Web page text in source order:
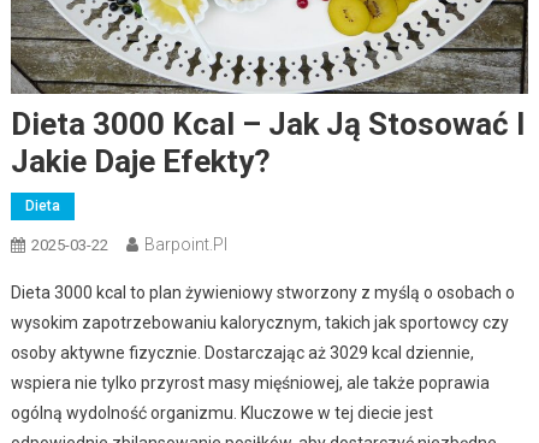
Dieta 3000 Kcal – Jak Ją Stosować I
Jakie Daje Efekty?
Dieta
2025-03-22 Barpoint.pl
Dieta 3000 kcal to plan żywieniowy stworzony z myślą o osobach o
wysokim zapotrzebowaniu kalorycznym, takich jak sportowcy czy
osoby aktywne fizycznie. Dostarczając aż 3029 kcal dziennie,
wspiera nie tylko przyrost masy mięśniowej, ale także poprawia
ogólną wydolność organizmu. Kluczowe w tej diecie jest